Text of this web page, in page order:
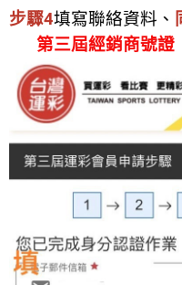
步驟4填寫聯絡資料、
第三屆經銷商號證